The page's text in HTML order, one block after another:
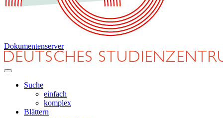
Dokumentenserver
Suche
einfach
komplex
Blättern